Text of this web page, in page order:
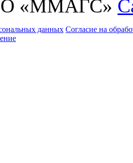
«ММАГС»
данных Согласие на